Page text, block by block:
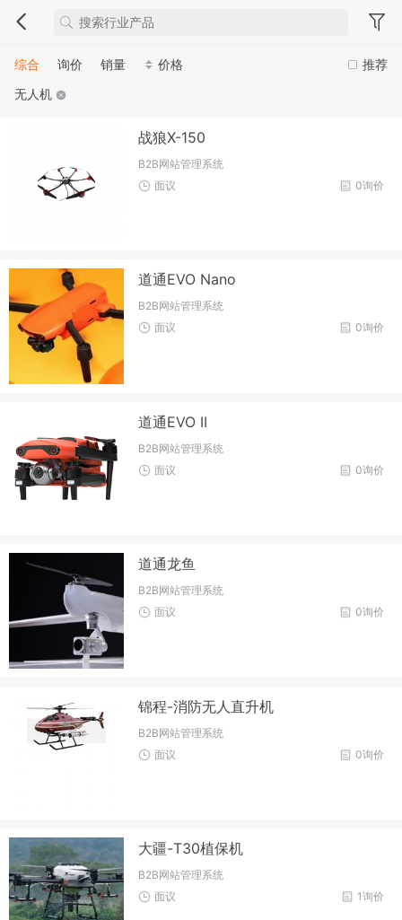
推荐
综合 询价 销量
价格
无人机
战狼X-150
B2B网站管理系统
0询价
面议
道通EVO Nano
B2B网站管理系统
0询价
面议
道通EVO II
B2B网站管理系统
0询价
面议
道通龙鱼
B2B网站管理系统
0询价
面议
锦程-消防无人直升机
B2B网站管理系统
0询价
面议
大疆-T30植保机
B2B网站管理系统
1询价
面议